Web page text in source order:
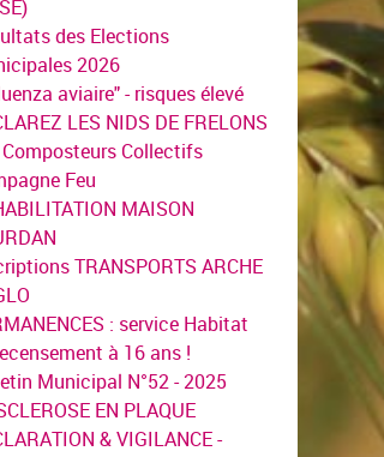
des Elections
2026
aviaire" - risques élevé
LES NIDS DE FRELONS
Composteurs Collectifs
Feu
MAISON
TRANSPORTS ARCHE
: service Habitat
à 16 ans !
Municipal N°52 - 2025
EN PLAQUE
& VIGILANCE -